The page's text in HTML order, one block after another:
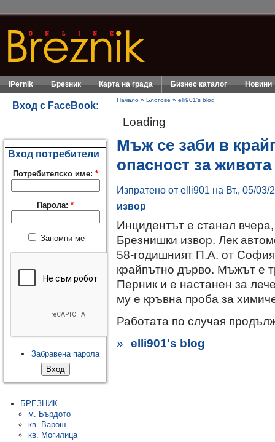
iPernik Брезник Карта на града Бизнес каталог Новини
Вход с FaceBook:
Вход потребители
Потребителско име: *
Парола: *
Запомни ме
Забравена парола
БРЕЗНИК
м. Бърдото
кв. Варош
кв. Могилица
Начало » Блогове » elli901's blog
Loading
Мъж се заби в
опасност за
Изпратено от elli901 на Вт., 05/03/
извор
Инцидентът е станал
Брезнишки извор. Лек
58-годишният П.А. от
крайпътно дърво. Мъжът е
Перник и е настанен за
му е кръвна проба за
Работата по случая
» elli901's blog